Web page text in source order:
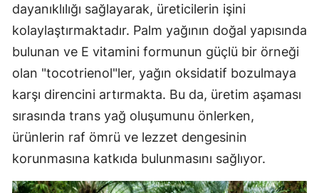
dayanıklılığı sağlayarak, üreticilerin işini
kolaylaştırmaktadır. Palm yağının doğal yapısında
bulunan ve E vitamini formunun güçlü bir örneği
olan "tocotrienol"ler, yağın oksidatif bozulmaya
karşı direncini artırmakta. Bu da, üretim aşaması
sırasında trans yağ oluşumunu önlerken,
ürünlerin raf ömrü ve lezzet dengesinin
korunmasına katkıda bulunmasını sağlıyor.